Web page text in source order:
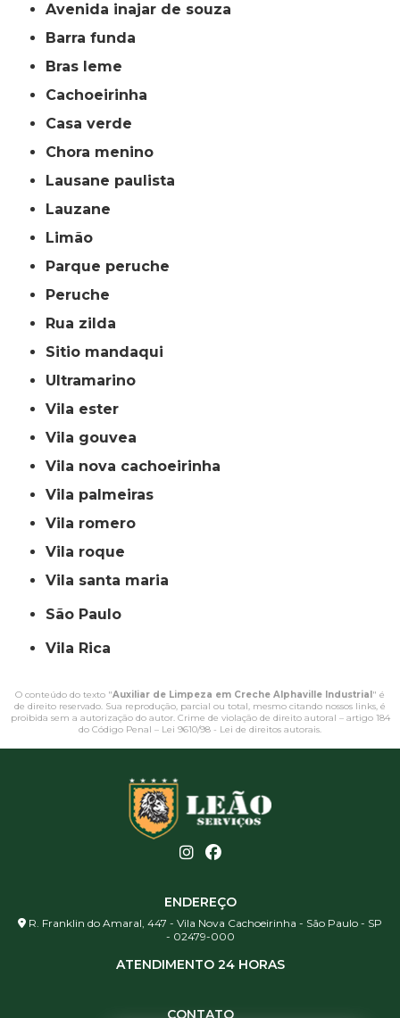
avenida inajar de souza
barra funda
bras leme
cachoeirinha
casa verde
chora menino
lausane paulista
lauzane
limão
parque peruche
peruche
rua zilda
sitio mandaqui
ultramarino
vila ester
vila gouvea
vila nova cachoeirinha
vila palmeiras
vila romero
vila roque
vila santa maria
São Paulo
Vila Rica
O conteúdo do texto "Auxiliar de Limpeza em Creche Alphaville Industrial " é
de direito reservado. Sua reprodução, parcial ou total, mesmo citando nossos links, é
proibida sem a autorização do autor. Crime de violação de direito autoral – artigo 184
do Código Penal – Lei 9610/98 - Lei de direitos autorais.
ENDEREÇO
R. Franklin do Amaral, 447 - Vila Nova Cachoeirinha - São Paulo - SP
- 02479-000
ATENDIMENTO 24 HORAS
CONTATO